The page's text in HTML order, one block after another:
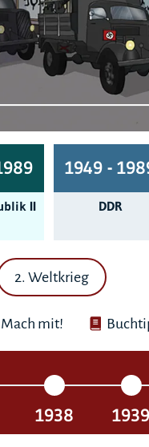
II
1949 -
DDR
2. Weltkrieg
Mach mit!
1938 1939